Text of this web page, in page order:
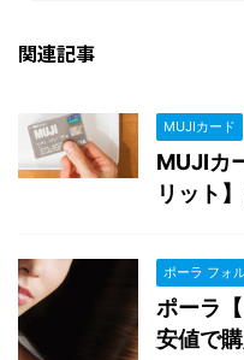
関連記事
MUJIカード
MUJIカ
リット
ポーラ フォ
ポーラ
安値で